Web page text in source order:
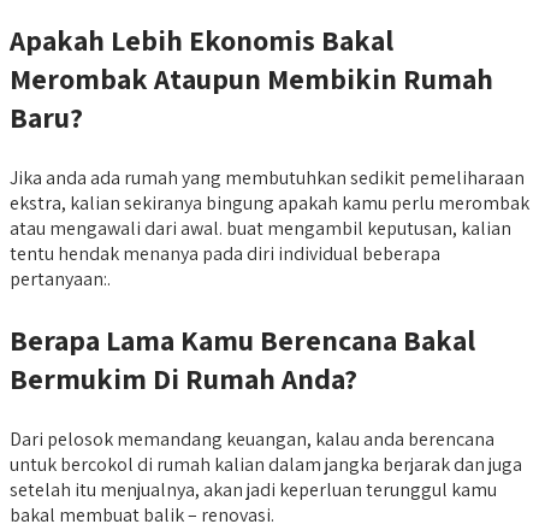
Apakah Lebih Ekonomis Bakal
Merombak Ataupun Membikin Rumah
Baru?
Jika anda ada rumah yang membutuhkan sedikit pemeliharaan
ekstra, kalian sekiranya bingung apakah kamu perlu merombak
atau mengawali dari awal. buat mengambil keputusan, kalian
tentu hendak menanya pada diri individual beberapa
pertanyaan:.
Berapa Lama Kamu Berencana Bakal
Bermukim Di Rumah Anda?
Dari pelosok memandang keuangan, kalau anda berencana
untuk bercokol di rumah kalian dalam jangka berjarak dan juga
setelah itu menjualnya, akan jadi keperluan terunggul kamu
bakal membuat balik – renovasi.